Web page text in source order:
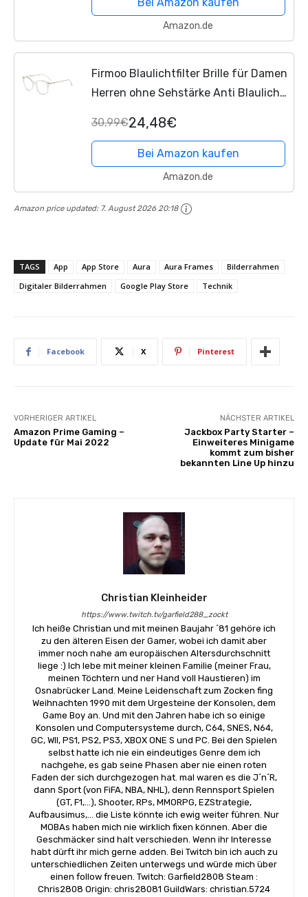
Amazon.de
Firmoo Blaulichtfilter Brille für Damen
Herren ohne Sehstärke Anti Blaulicht
gegen Augenbelastung Entspiegelte
Nerdbrille...
30,99€24,48€
Bei Amazon kaufen
Amazon.de
Amazon price updated: 7. August 2026 20:18
TAGS App App Store Aura Aura Frames
Bilderrahmen
Digitaler Bilderrahmen
Google Play Store Technik
Facebook X Pinterest
VORHERIGER ARTIKEL
Amazon Prime Gaming –
Update für Mai 2022
NÄCHSTER ARTIKEL
Jackbox Party Starter –
Einweiteres Minigame
kommt zum bisher
bekannten Line Up hinzu
Christian Kleinheider
https://www.twitch.tv/garfield288_zockt
Ich heiße Christian und mit meinen Baujahr ´81 gehöre ich
zu den älteren Eisen der Gamer, wobei ich damit aber
immer noch nahe am europäischen Altersdurchschnitt
liege :) Ich lebe mit meiner kleinen Familie (meiner Frau,
meinen Töchtern und ner Hand voll Haustieren) im
Osnabrücker Land. Meine Leidenschaft zum Zocken fing
Weihnachten 1990 mit dem Urgesteine der Konsolen, dem
Game Boy an. Und mit den Jahren habe ich so einige
Konsolen und Computersysteme durch, C64, SNES, N64,
GC, WII, PS1, PS2, PS3, XBOX ONE S und PC. Bei den Spielen
selbst hatte ich nie ein eindeutiges Genre dem ich
nachgehe, es gab seine Phasen aber nie einen roten
Faden der sich durchgezogen hat. mal waren es die J´n´R,
dann Sport (von FiFA, NBA, NHL), denn Rennsport Spielen
(GT, F1,...), Shooter, RPs, MMORPG, EZStrategie,
Aufbausimus,... die Liste könnte ich ewig weiter führen. Nur
MOBAs haben mich nie wirklich fixen können. Aber die
Geschmäcker sind halt verschieden. Wenn ihr Interesse
habt dürft ihr mich gerne adden. Bei Twitch bin ich auch zu
unterschiedlichen Zeiten unterwegs und würde mich über
einen follow freuen. Twitch: Garfield2808 Steam :
Chris2808 Origin: chris28081 GuildWars: christian.5724